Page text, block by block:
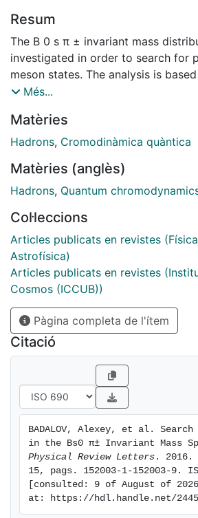
Resum
The B 0 s π ± invariant mass
investigated in order to search for
meson states. The analysis is
recorded with the LHCb detector
significant excess is found, and
the production rate of the claimed
as a function of the mass and width
exotic meson decaying to the B 0 s
decaying through the chain B * 0 s
s γ where the photon is excluded
reconstructed decays.
Més...
Matèries
Hadrons, Cromodinàmica quàntica
Matèries (anglès)
Hadrons, Quantum
Col·leccions
Articles publicats en revistes
Astrofísica)
Articles publicats en revistes
Cosmos (ICCUB))
Pàgina completa de l'ítem
Citació
BADALOV, Alexey, et al.
Physical Review Letters . 2016.
15, pags. 152003-1-152003-9.
[consulted: 9 of August of
at: https://hdl.handle.net/